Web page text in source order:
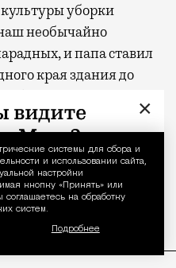
системы для сбора и
и использовании сайта,
настройки
кнопку «Принять» или
соглашаетесь на обработку
систем.
Подробнее
уборки
необычайно
и папа ставил
края здания до
говорил, руководил
контролировать ход
×